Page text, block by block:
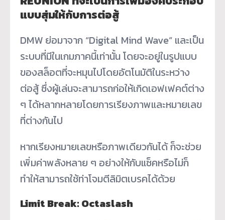
แบบสุ่มให้กับการต่อสู้
DMW ย่อมาจาก “Digital Mind Wave” และเป็น
ระบบที่มีในเกมภาคนี้เท่านั้น โดยจะอยู่ในรูปแบบ
ของสล็อตที่จะหมุนไปโดยอัตโนมัติในระหว่าง
ต่อสู้ ซึ่งผู้เล่นจะสามารถก่อให้เกิดเอฟเฟคต์ต่าง
ๆ ได้หลากหลายโดยการเรียงภาพและหมายเลข
ที่ต่างกันไป
หากเรียงหมายเลขหรือภาพเดียวกันได้ ก็จะช่วย
เพิ่มค่าพลังหลาย ๆ อย่างให้กับแซ็คหรือไม่ก็
ทำให้สามารถใช้ท่าโจมตีลิมิตเบรคได้ด้วย
Limit Break: Octaslash